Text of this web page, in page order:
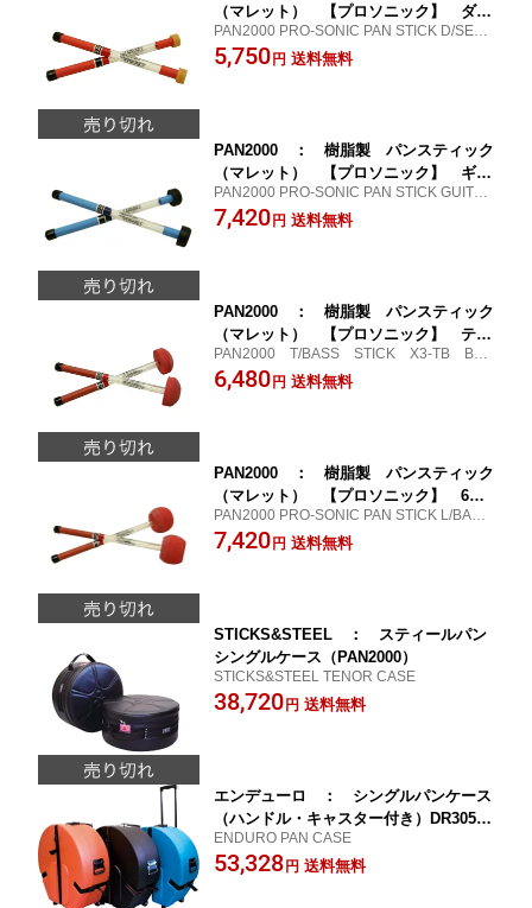
（マレット） 【プロソニック】 ダブ
ル・セコンド用
PAN2000 PRO-SONIC PAN STICK D/SEC
OND LW-X3
5,750 円 送料無料
PAN2000 ： 樹脂製 パンスティック
（マレット） 【プロソニック】 ギタ
ー・チェロ用
PAN2000 PRO-SONIC PAN STICK GUITE
R/CELLO LW-X3
7,420 円 送料無料
PAN2000 ： 樹脂製 パンスティック
（マレット） 【プロソニック】 テナ
ーベース用
PAN2000 T/BASS STICK X3-TB BLU
E
6,480 円 送料無料
PAN2000 ： 樹脂製 パンスティック
（マレット） 【プロソニック】 6ベ
ース用
PAN2000 PRO-SONIC PAN STICK L/BASS
LW-X3
7,420 円 送料無料
STICKS&STEEL ： スティールパン
シングルケース（PAN2000）
STICKS&STEEL TENOR CASE
38,720 円 送料無料
エンデューロ ： シングルパンケース
（ハンドル・キャスター付き）DR3058T
P 各色
ENDURO PAN CASE
53,328 円 送料無料